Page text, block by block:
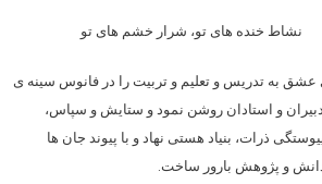
های تو، شرار خشم های تو
عشق به تدریس و تعلیم و تربیت را در فانوس سینه ی
و استادان روشن نمود و ستایش و سپاس،
ذرات، بنیاد هستی نهاد و با پیوند جان ها
و پژوهش بارور ساخت.